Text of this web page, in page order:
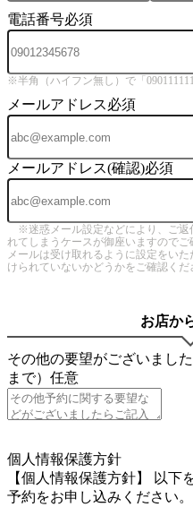
電話番号必須
※半角（ハイフン無し）で「
メールアドレス必須
メールアドレス(確認)必須
※迷惑メール設定などにより、ご返
れてしまうケースが御座いますのでご
メールは受け取れるように設定をい
けられていないかどうかをご確認くだ
お店か
その他の要望がございまし
まで） 任意
個人情報保護方針
【個人情報保護方針】 以下
予約をお申し込みください